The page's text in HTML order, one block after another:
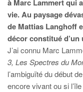
à Marc Lammert qui
vie. Au paysage
de Mattias Langhoff
décor constitué
J’ai connu Marc
3, Les Spectres du
l’ambiguïté du début
encore vivant ou si